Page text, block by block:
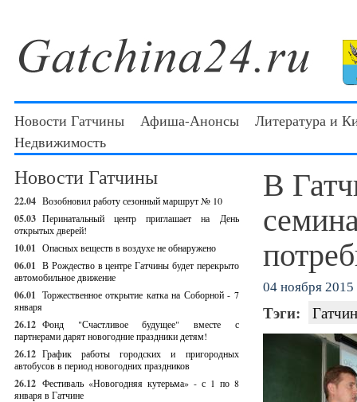
Новости Гатчины Афиша-Анонсы
Литература и
Недвижимость
Новости Гатчины
22.04 Возобновил работу сезонный маршрут № 10
05.03 Перинатальный центр приглашает на День
открытых дверей!
10.01 Опасных веществ в воздухе не обнаружено
06.01 В Рождество в центре Гатчины будет перекрыто
автомобильное движение
06.01 Торжественное открытие катка на Соборной - 7
января
26.12 Фонд "Счастливое будущее" вместе с
партнерами дарят новогодние праздники детям!
26.12 График работы городских и пригородных
автобусов в период новогодних праздников
26.12 Фестиваль «Новогодняя кутерьма» - с 1 по 8
января в Гатчине
В
04 ноября 2015
Тэги: